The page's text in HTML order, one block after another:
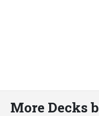
More Decks